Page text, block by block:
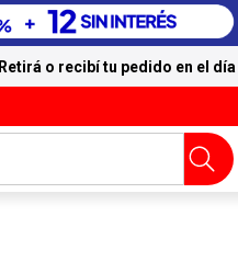
Retirá o recibí tu pedido en el